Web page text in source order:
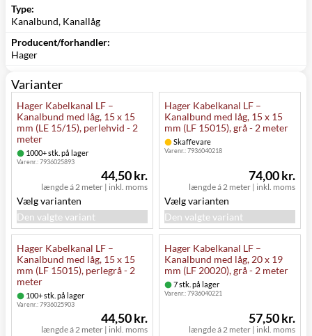
Type:
Kanalbund, Kanallåg
Producent/forhandler:
Hager
Varianter
Hager Kabelkanal LF –
Kanalbund med låg, 15 x 15
mm (LE 15/15), perlehvid - 2
meter
1000+ stk. på lager
Varenr.:7936025893
længde á 2 meter | inkl. moms
44,50 kr.
Vælg varianten
Den valgte variant
Hager Kabelkanal LF –
Kanalbund med låg, 15 x 15
mm (LF 15015), grå - 2 meter
Skaffevare
Varenr.:7936040218
længde á 2 meter | inkl. moms
74,00 kr.
Vælg varianten
Den valgte variant
Hager Kabelkanal LF –
Kanalbund med låg, 15 x 15
mm (LF 15015), perlegrå - 2
meter
100+ stk. på lager
Varenr.:7936025903
længde á 2 meter | inkl. moms
44,50 kr.
Hager Kabelkanal LF –
Kanalbund med låg, 20 x 19
mm (LF 20020), grå - 2 meter
7 stk. på lager
Varenr.:7936040221
længde á 2 meter | inkl. moms
57,50 kr.